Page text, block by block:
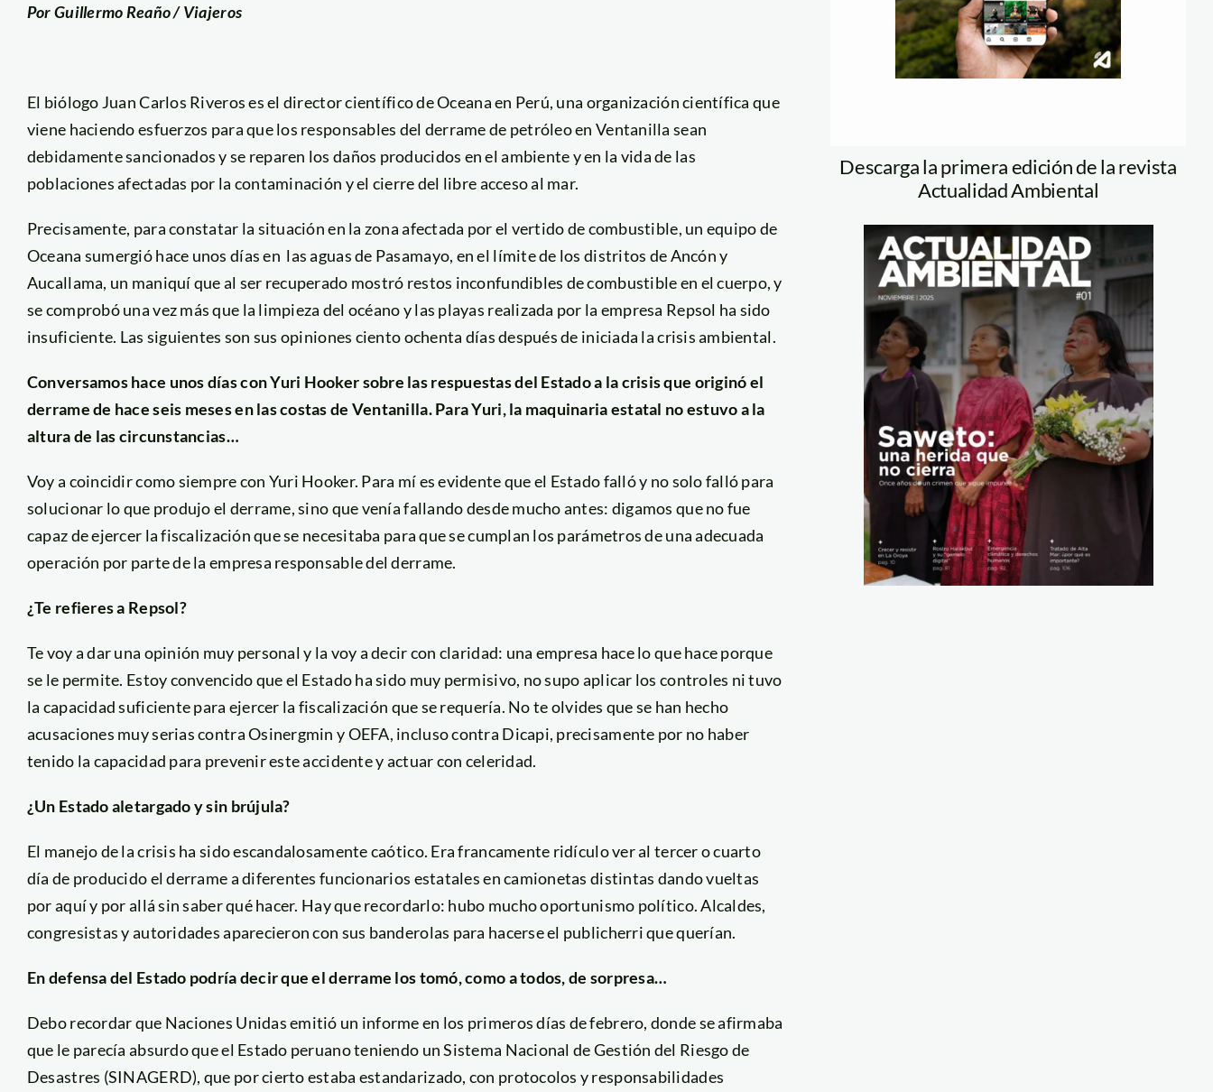
Por Guillermo Reaño / Viajeros
El biólogo Juan Carlos Riveros es el director científico de Oceana en Perú, una organización científica que
viene haciendo esfuerzos para que los responsables del derrame de petróleo en Ventanilla sean
debidamente sancionados y se reparen los daños producidos en el ambiente y en la vida de las
poblaciones afectadas por la contaminación y el cierre del libre acceso al mar.
Precisamente, para constatar la situación en la zona afectada por el vertido de combustible, un equipo de
Oceana sumergió hace unos días en las aguas de Pasamayo, en el límite de los distritos de Ancón y
Aucallama, un maniquí que al ser recuperado mostró restos inconfundibles de combustible en el cuerpo, y
se comprobó una vez más que la limpieza del océano y las playas realizada por la empresa Repsol ha sido
insuficiente. Las siguientes son sus opiniones ciento ochenta días después de iniciada la crisis ambiental.
Conversamos hace unos días con Yuri Hooker sobre las respuestas del Estado a la crisis que originó el
derrame de hace seis meses en las costas de Ventanilla. Para Yuri, la maquinaria estatal no estuvo a la
altura de las circunstancias…
Voy a coincidir como siempre con Yuri Hooker. Para mí es evidente que el Estado falló y no solo falló para
solucionar lo que produjo el derrame, sino que venía fallando desde mucho antes: digamos que no fue
capaz de ejercer la fiscalización que se necesitaba para que se cumplan los parámetros de una adecuada
operación por parte de la empresa responsable del derrame.
¿Te refieres a Repsol?
Te voy a dar una opinión muy personal y la voy a decir con claridad: una empresa hace lo que hace porque
se le permite. Estoy convencido que el Estado ha sido muy permisivo, no supo aplicar los controles ni tuvo
la capacidad suficiente para ejercer la fiscalización que se requería. No te olvides que se han hecho
acusaciones muy serias contra Osinergmin y OEFA, incluso contra Dicapi, precisamente por no haber
tenido la capacidad para prevenir este accidente y actuar con celeridad.
¿Un Estado aletargado y sin brújula?
El manejo de la crisis ha sido escandalosamente caótico. Era francamente ridículo ver al tercer o cuarto
día de producido el derrame a diferentes funcionarios estatales en camionetas distintas dando vueltas
por aquí y por allá sin saber qué hacer. Hay que recordarlo: hubo mucho oportunismo político. Alcaldes,
congresistas y autoridades aparecieron con sus banderolas para hacerse el publicherri que querían.
En defensa del Estado podría decir que el derrame los tomó, como a todos, de sorpresa…
Debo recordar que Naciones Unidas emitió un informe en los primeros días de febrero, donde se afirmaba
que le parecía absurdo que el Estado peruano teniendo un Sistema Nacional de Gestión del Riesgo de
Desastres (SINAGERD), que por cierto estaba estandarizado, con protocolos y responsabilidades
Descarga la primera edición de la revista
Actualidad Ambiental